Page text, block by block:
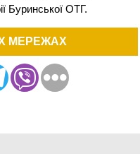
Буринської ОТГ.
МЕРЕЖАХ